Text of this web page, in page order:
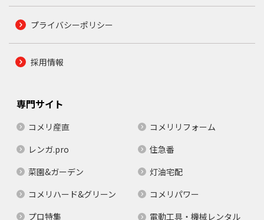
プライバシーポリシー
採用情報
専門サイト
コメリ産直
コメリリフォーム
レンガ.pro
住急番
菜園&ガーデン
灯油宅配
コメリハード&グリーン
コメリパワー
プロ特集
電動工具・機械レンタル